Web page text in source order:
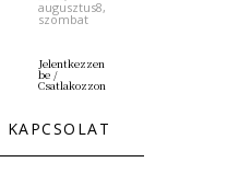
augusztus8,
szombat
Jelentkezzen
be /
Csatlakozzon
KAPCSOLAT